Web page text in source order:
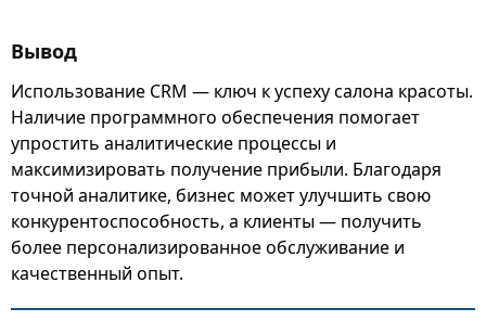
Вывод
Использование CRM — ключ к успеху салона красоты.
Наличие программного обеспечения помогает
упростить аналитические процессы и
максимизировать получение прибыли. Благодаря
точной аналитике, бизнес может улучшить свою
конкурентоспособность, а клиенты — получить
более персонализированное обслуживание и
качественный опыт.